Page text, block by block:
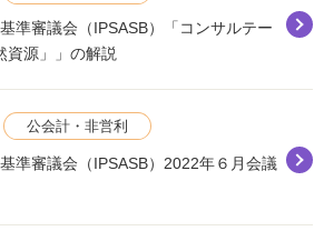
準審議会（IPSASB）「コンサルテー
資源」」の解説
公会計・非営利
準審議会（IPSASB）2022年６月会議